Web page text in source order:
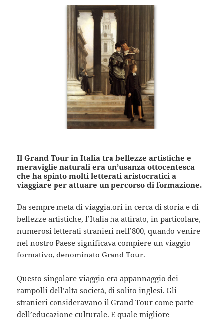
Il Grand Tour in Italia tra bellezze artistiche e
meraviglie naturali era un’usanza ottocentesca
che ha spinto molti letterati aristocratici a
viaggiare per attuare un percorso di formazione.
Da sempre meta di viaggiatori in cerca di storia e di
bellezze artistiche, l’Italia ha attirato, in particolare,
numerosi letterati stranieri nell’800, quando venire
nel nostro Paese significava compiere un viaggio
formativo, denominato Grand Tour.
Questo singolare viaggio era appannaggio dei
rampolli dell’alta società, di solito inglesi. Gli
stranieri consideravano il Grand Tour come parte
dell’educazione culturale. E quale migliore